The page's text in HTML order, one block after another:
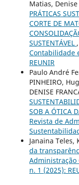
Matias,
PRÁTICAS
CORTE DE
SUSTENTÁVEL ,
Contabilidade
REUNIR
Paulo André
PINHEIRO,
DENISE
SOB A ÓTICA
Revista de
Janaina Teles,
da
Administração
n. 1 (2025):